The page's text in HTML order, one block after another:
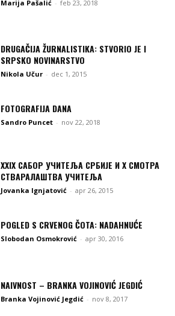
Marija Pašalić - feb 23, 2018
DRUGAČIJA ŽURNALISTIKA: STVORIO JE I
SRPSKO NOVINARSTVO
Nikola Učur - dec 1, 2015
FOTOGRAFIJA DANA
Sandro Puncet - nov 22, 2018
XXIX САБОР УЧИТЕЉА СРБИЈЕ И X СМОТРА
СТВАРАЛАШТВА УЧИТЕЉА
Jovanka Ignjatović - apr 26, 2015
POGLED S CRVENOG ČOTA: NADAHNUĆE
Slobodan Osmokrović - apr 30, 2016
NAIVNOST – BRANKA VOJINOVIĆ JEGDIĆ
Branka Vojinović Jegdić - nov 8, 2017